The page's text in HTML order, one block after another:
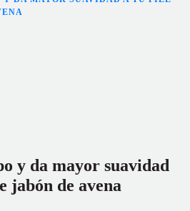
y da mayor suavidad
jabón de avena